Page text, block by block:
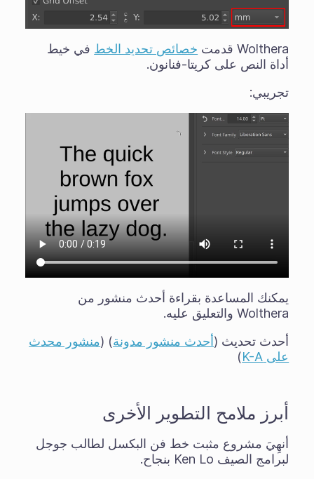
Wolthera قدمت خصائص تحديد الخط في خيط
أداة النص على كريتا-فنانون.
تجريبي:
يمكنك المساعدة بقراءة أحدث منشور من
Wolthera والتعليق عليه.
أحدث تحديث (أحدث منشور مدونة) (منشور محدث
على K-A
)
أبرز ملامح التطوير الأخرى
أنهِيَ مشروع مثبت خط فن البكسل لطالب جوجل
لبرامج الصيف Ken Lo بنجاح.